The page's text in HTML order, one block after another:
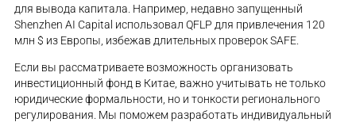
для вывода капитала. Например, недавно запущенный
Shenzhen AI Capital использовал QFLP для привлечения 120
млн $ из Европы, избежав длительных проверок SAFE.
Если вы рассматриваете возможность организовать
инвестиционный фонд в Китае, важно учитывать не только
юридические формальности, но и тонкости регионального
регулирования. Мы поможем разработать индивидуальный